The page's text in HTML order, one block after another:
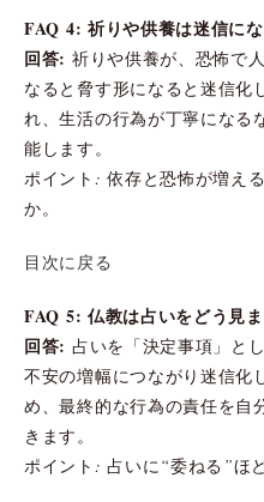
FAQ 4: 祈りや供養は迷信に
回答: 祈りや供養が、恐怖で
なると脅す形になると迷信化
れ、生活の行為が丁寧になる
能します。
ポイント: 依存と恐怖が増え
か。
目次に戻る
FAQ 5: 仏教は占いをどう見
回答: 占いを「決定事項」と
不安の増幅につながり迷信化
め、最終的な行為の責任を自
きます。
ポイント: 占いに“委ねる”ほ